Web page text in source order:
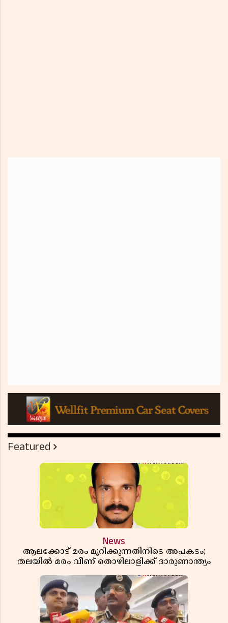
Featured
News
ആലക്കോട് മരം മുറിക്കുന്നതിനിടെ അപകടം;
തലയിൽ മരം വീണ് തൊഴിലാളിക്ക് ദാരുണാന്ത്യം